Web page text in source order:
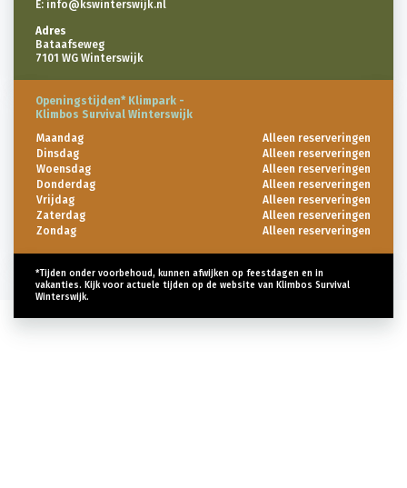
E: info@kswinterswijk.nl
Adres
Bataafseweg
7101 WG Winterswijk
Openingstijden* Klimpark -
Klimbos Survival Winterswijk
Maandag
Alleen reserveringen
Dinsdag
Alleen reserveringen
Woensdag
Alleen reserveringen
Donderdag
Alleen reserveringen
Vrijdag
Alleen reserveringen
Zaterdag
Alleen reserveringen
Zondag
Alleen reserveringen
*Tijden onder voorbehoud, kunnen afwijken op feestdagen en in
vakanties. Kijk voor actuele tijden op de website van Klimbos Survival
Winterswijk.